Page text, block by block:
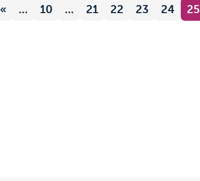
« ... 10 ... 21 22 23 24 25